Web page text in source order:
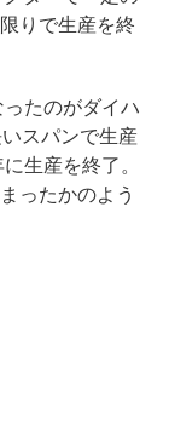
りで生産を終
たのがダイハ
スパンで生産
生産を終了。
ったかのよう